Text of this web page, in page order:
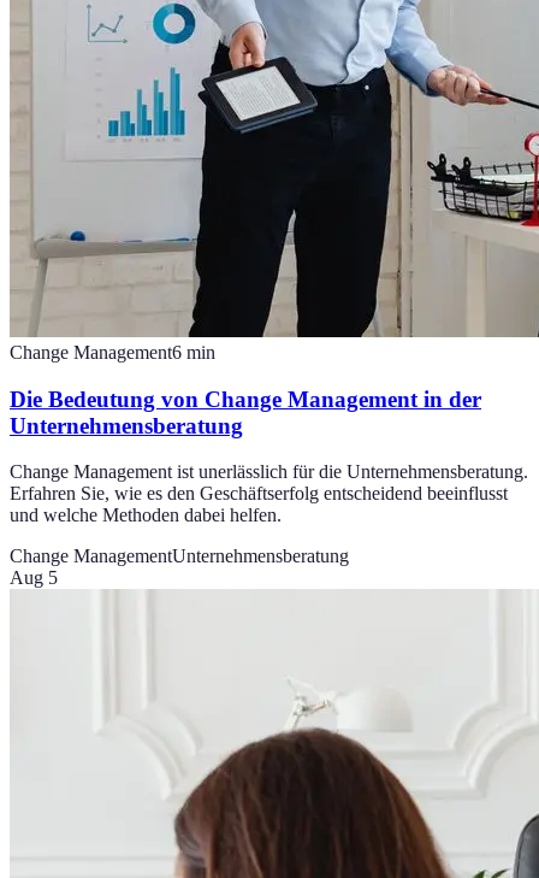
Change Management6 min
Die Bedeutung von Change Management in der
Unternehmensberatung
Change Management ist unerlässlich für die Unternehmensberatung.
Erfahren Sie, wie es den Geschäftserfolg entscheidend beeinflusst
und welche Methoden dabei helfen.
Change ManagementUnternehmensberatung
Aug 5